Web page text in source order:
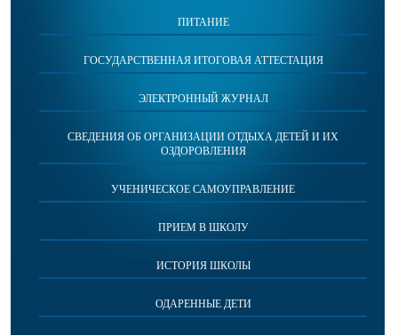
ПИТАНИЕ
ГОСУДАРСТВЕННАЯ ИТОГОВАЯ АТТЕСТАЦИЯ
ЭЛЕКТРОННЫЙ ЖУРНАЛ
СВЕДЕНИЯ ОБ ОРГАНИЗАЦИИ ОТДЫХА ДЕТЕЙ И ИХ
ОЗДОРОВЛЕНИЯ
УЧЕНИЧЕСКОЕ САМОУПРАВЛЕНИЕ
ПРИЕМ В ШКОЛУ
ИСТОРИЯ ШКОЛЫ
ОДАРЕННЫЕ ДЕТИ